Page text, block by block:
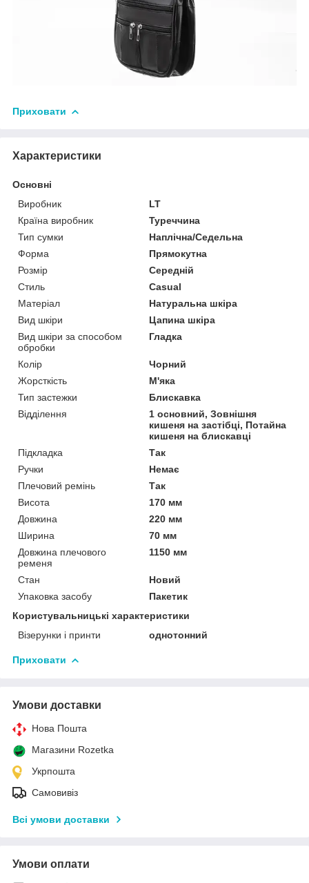
Приховати
Характеристики
Основні
Виробник
LT
Країна виробник
Туреччина
Тип сумки
Наплічна/Седельна
Форма
Прямокутна
Розмір
Середній
Стиль
Casual
Матеріал
Натуральна шкіра
Вид шкіри
Цапина шкіра
Вид шкіри за способом
обробки
Гладка
Колір
Чорний
Жорсткість
М'яка
Тип застежки
Блискавка
Відділення
1 основний, Зовнішня
кишеня на застібці, Потайна
кишеня на блискавці
Підкладка
Так
Ручки
Немає
Плечовий ремінь
Так
Висота
170 мм
Довжина
220 мм
Ширина
70 мм
Довжина плечового
ременя
1150 мм
Стан
Новий
Упаковка засобу
Пакетик
Користувальницькі характеристики
Візерунки і принти
однотонний
Приховати
Умови доставки
Нова Пошта
Магазини Rozetka
Укрпошта
Самовивіз
Всі умови доставки
Умови оплати